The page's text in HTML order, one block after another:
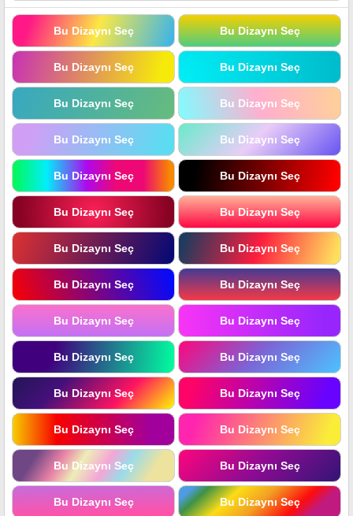
Bu Dizaynı Seç Bu Dizaynı Seç
Bu Dizaynı Seç Bu Dizaynı Seç
Bu Dizaynı Seç Bu Dizaynı Seç
Bu Dizaynı Seç Bu Dizaynı Seç
Bu Dizaynı Seç Bu Dizaynı Seç
Bu Dizaynı Seç Bu Dizaynı Seç
Bu Dizaynı Seç Bu Dizaynı Seç
Bu Dizaynı Seç Bu Dizaynı Seç
Bu Dizaynı Seç Bu Dizaynı Seç
Bu Dizaynı Seç Bu Dizaynı Seç
Bu Dizaynı Seç Bu Dizaynı Seç
Bu Dizaynı Seç Bu Dizaynı Seç
Bu Dizaynı Seç Bu Dizaynı Seç
Bu Dizaynı Seç Bu Dizaynı Seç